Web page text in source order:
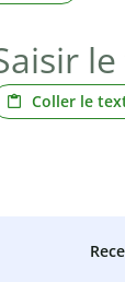
Coller le